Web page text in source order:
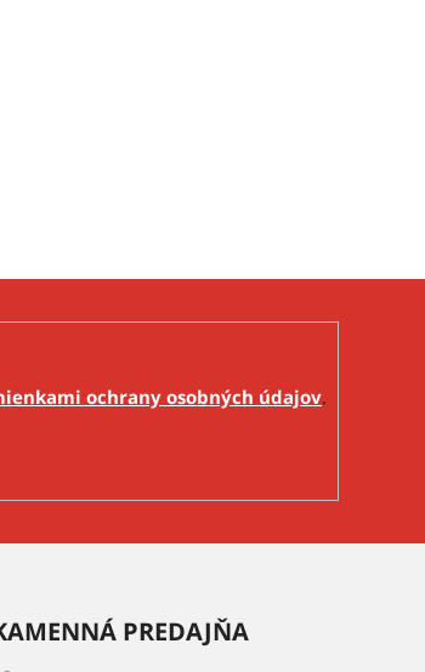
ochrany osobných údajov.
PREDAJŇA